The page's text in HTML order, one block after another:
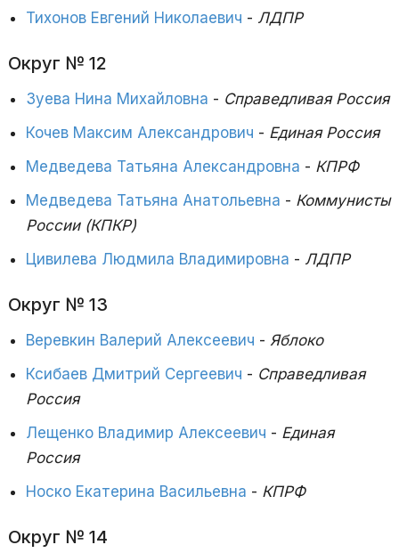
Тихонов Евгений Николаевич - ЛДПР
Округ № 12
Зуева Нина Михайловна - Справедливая Россия
Кочев Максим Александрович - Единая Россия
Медведева Татьяна Александровна - КПРФ
Медведева Татьяна Анатольевна - Коммунисты
России (КПКР)
Цивилева Людмила Владимировна - ЛДПР
Округ № 13
Веревкин Валерий Алексеевич - Яблоко
Ксибаев Дмитрий Сергеевич - Справедливая
Россия
Лещенко Владимир Алексеевич - Единая
Россия
Носко Екатерина Васильевна - КПРФ
Округ № 14